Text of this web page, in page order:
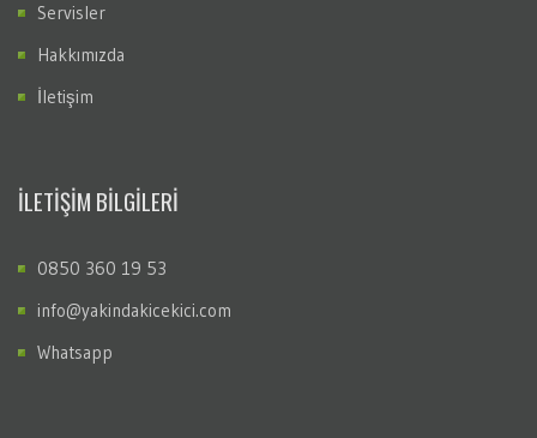
Servisler
Hakkımızda
İletişim
İLETİŞİM BİLGİLERİ
0850 360 19 53
info@yakindakicekici.com
Whatsapp